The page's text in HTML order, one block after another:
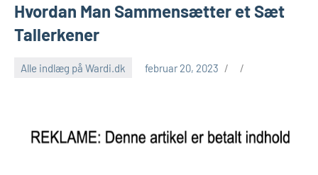
Hvordan Man Sammensætter et Sæt
Tallerkener
Alle indlæg på Wardi.dk februar 20, 2023